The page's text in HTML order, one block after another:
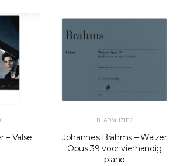
– Valse
BLADMUZIEK
Johannes Brahms – Walzer
Opus 39 voor vierhandig
piano